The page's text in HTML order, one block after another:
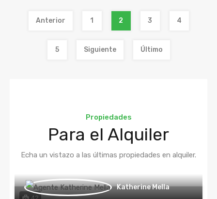
Anterior 1 2 3 4
5 Siguiente Último
Propiedades
Para el Alquiler
Echa un vistazo a las últimas propiedades en alquiler.
Katherine Mella